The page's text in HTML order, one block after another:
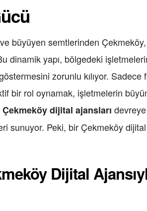
büyüyen semtlerinden
dinamik yapı, bölgedeki
zorunlu kılıyor. Sadece
bir rol oynamak, işletmelerin
Çekmeköy dijital ajansları
sunuyor. Peki, bir Çekmeköy
Dijital